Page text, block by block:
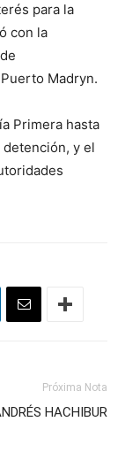
para la
con la
Madryn.
Primera hasta
y el
Próxima Nota
HACHIBUR